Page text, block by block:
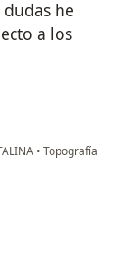
he
a los
• Topografía